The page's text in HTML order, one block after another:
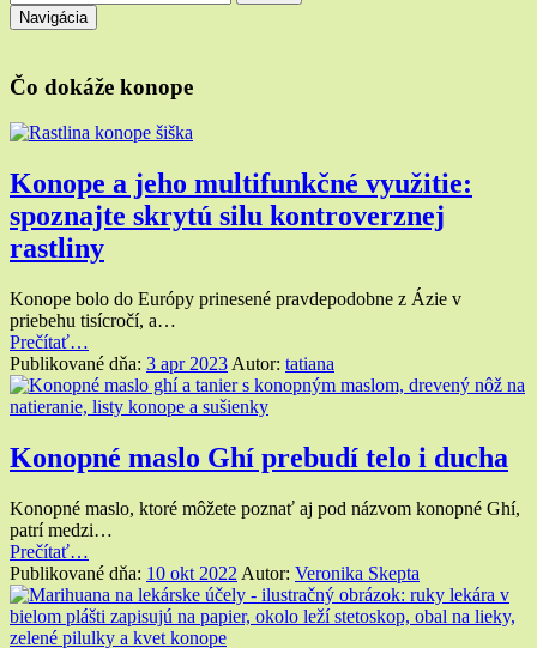
Navigácia
stránky
Čo dokáže konope
Konope a jeho multifunkčné využitie:
spoznajte skrytú silu kontroverznej
rastliny
Konope bolo do Európy prinesené pravdepodobne z Ázie v
priebehu tisícročí, a…
Prečítať“Konope
a
jeho
multifunkčné
spoznajte
skrytú
kontroverznej
rastliny”
…
Publikované dňa: 3 apr 2023 Autor: tatiana
Konopné maslo Ghí prebudí telo i ducha
Konopné maslo, ktoré môžete poznať aj pod názvom konopné Ghí,
patrí medzi…
Prečítať“Konopné
maslo
Ghí
prebudí
telo
…
Publikované dňa: 10 okt 2022 Autor: Veronika Skepta